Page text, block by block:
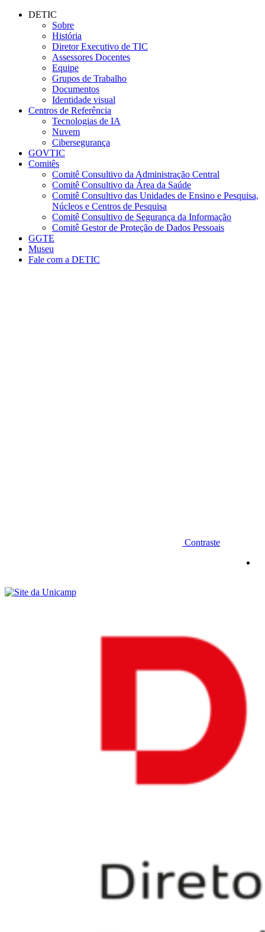
Conteúdo principal
DETIC
Sobre
História
Diretor Executivo de TIC
Assessores Docentes
Equipe
Grupos de Trabalho
Documentos
Identidade visual
Centros de Referência
Tecnologias de IA
Nuvem
Cibersegurança
GOVTIC
Comitês
Comitê Consultivo da Administração Central
Comitê Consultivo da Área da Saúde
Comitê Consultivo das Unidades de Ensino e Pesquisa,
Núcleos e Centros de Pesquisa
Comitê Consultivo de Segurança da Informação
Comitê Gestor de Proteção de Dados Pessoais
GGTE
Museu
Fale com a DETIC
Contraste